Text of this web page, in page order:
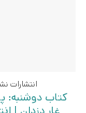
انتشارات
کتاب